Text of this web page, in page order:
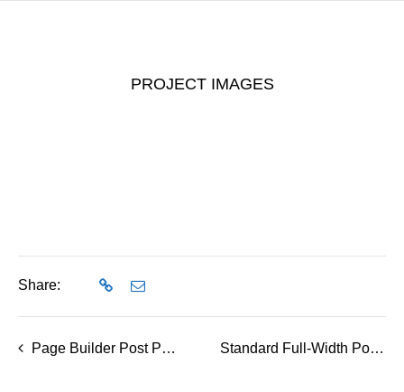
PROJECT IMAGES
Share:
Page Builder Post Page 1 Standard Full-Width Post